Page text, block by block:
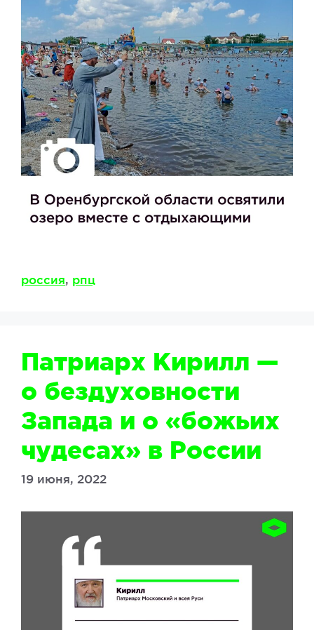
Метки
россия, рпц
Патриарх Кирилл —
о бездуховности
Запада и о «божьих
чудесах» в России
19 июня, 2022